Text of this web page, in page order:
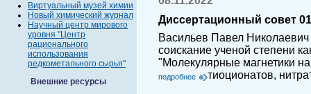
Виртуальный музей химии
Новый химический журнал
Научный центр мирового
уровня "Центр
рационального
использования
редкометального сырья"
Внешние ресурсы
Диссертационный совет
Васильев Павел
соискание ученой степени
"Молекулярные магнетики
тиоционатов,
подробнее